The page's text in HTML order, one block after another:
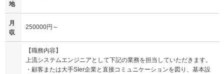
地
月
収
250000円～
【職務内容】
上流システムエンジニアとして下記の業務を担当していただきます。
・顧客または大手SIer企業と直接コミュニケーションを図り、基本設